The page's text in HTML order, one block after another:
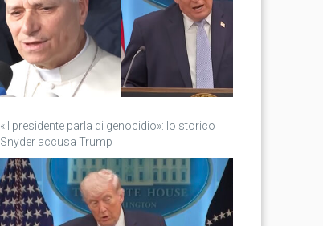
«Il presidente parla di genocidio»: lo storico
Snyder accusa Trump